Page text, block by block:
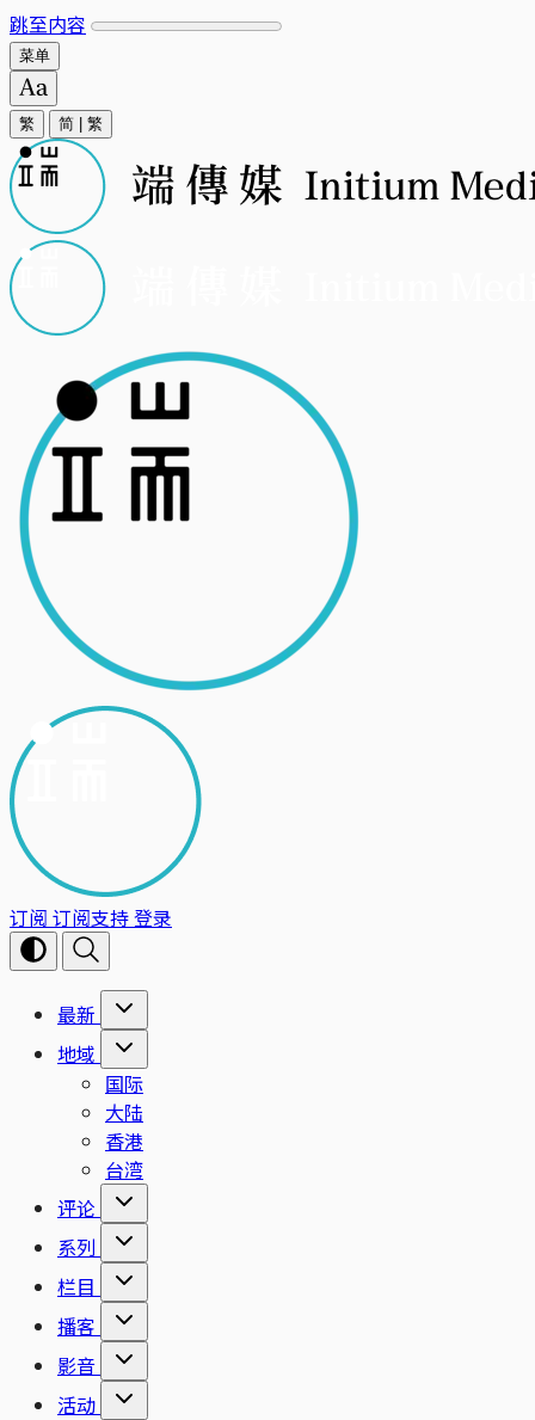
跳至内容
菜单
繁 简 繁
订阅 订阅支持登录
最新
地域
国际
大陆
香港
台湾
评论
系列
栏目
播客
影音
活动